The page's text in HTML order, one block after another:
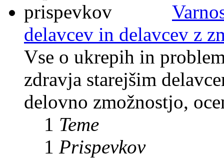
delavcev in delavcev z
Vse o ukrepih in
zdravja starejšim
delovno zmožnostjo,
1 Teme
1 Prispevkov